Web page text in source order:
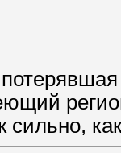
сильно,